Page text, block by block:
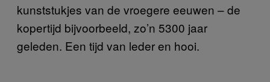
kunststukjes van de vroegere eeuwen – de
kopertijd bijvoorbeeld, zo’n 5300 jaar
geleden. Een tijd van leder en hooi.